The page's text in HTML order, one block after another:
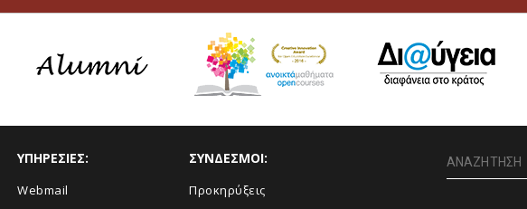
ΥΠΗΡΕΣΙΕΣ:
Webmail
ΣΥΝΔΕΣΜΟΙ:
Προκηρύξεις